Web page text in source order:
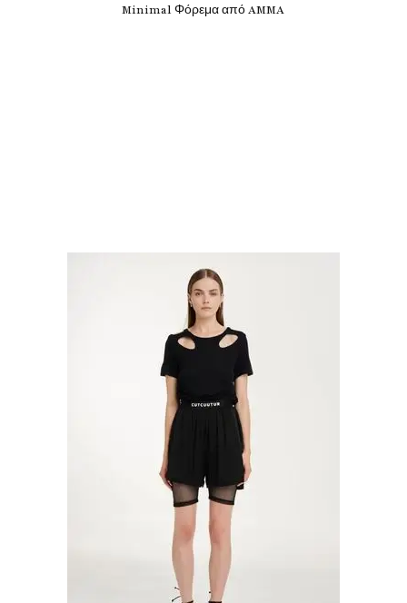
Minimal Φόρεμα από AMMA